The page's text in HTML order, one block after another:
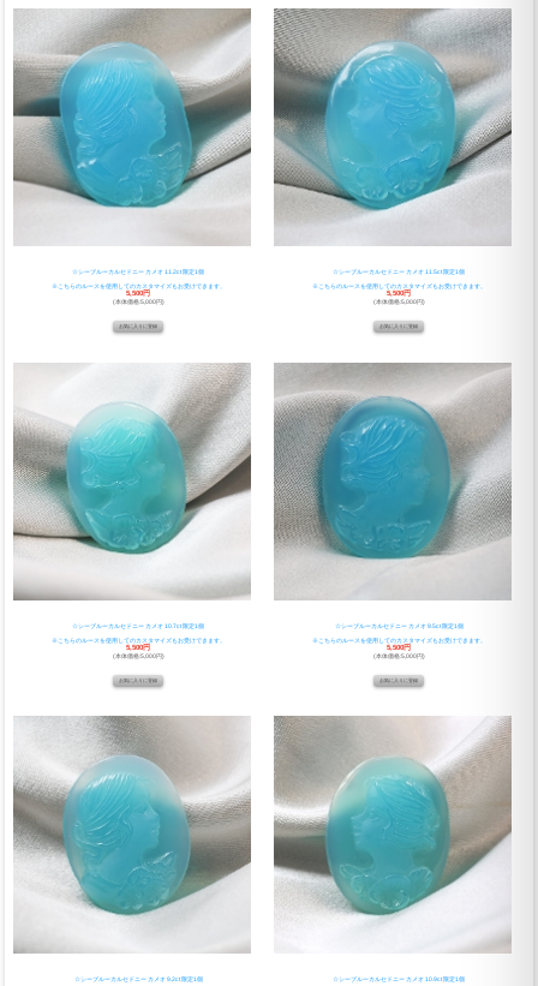
☆シーブルーカルセドニー カメオ 11.2ct 限定1個
※こちらのルースを使用してのカスタマイズもお受けできます。
5,500円
(本体価格:5,000円)
☆シーブルーカルセドニー カメオ 11.5ct 限定1個
※こちらのルースを使用してのカスタマイズもお受けできます。
5,500円
(本体価格:5,000円)
☆シーブルーカルセドニー カメオ 10.7ct 限定1個
※こちらのルースを使用してのカスタマイズもお受けできます。
5,500円
(本体価格:5,000円)
☆シーブルーカルセドニー カメオ 9.5ct 限定1個
※こちらのルースを使用してのカスタマイズもお受けできます。
5,500円
(本体価格:5,000円)
☆シーブルーカルセドニー カメオ 9.2ct 限定1個
☆シーブルーカルセドニー カメオ 10.9ct 限定1個